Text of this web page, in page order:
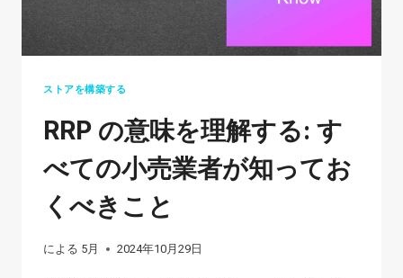
ストアを構築する
RRP の意味を理解する: す
べての小売業者が知ってお
くべきこと
による 5月 2024年10月29日